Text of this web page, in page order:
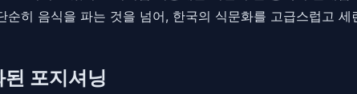
순히 음식을 파는 것을 넘어, 한국의 식문화를 고급스럽고
포지셔닝